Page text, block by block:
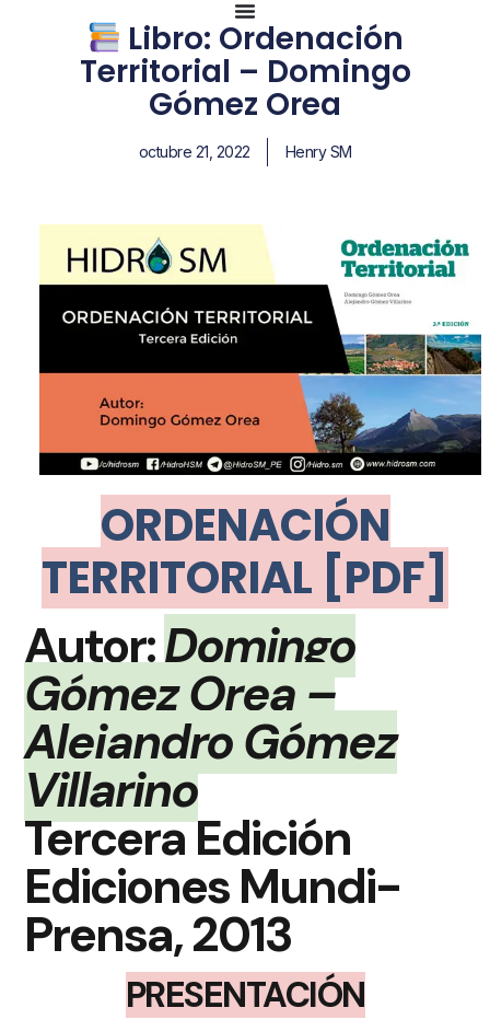
Libro: Ordenación
Territorial – Domingo
Gómez Orea
octubre 21, 2022 Henry SM
ORDENACIÓN
TERRITORIAL [PDF]
Autor:Domingo
Gómez Orea –
Alejandro Gómez
Villarino
Tercera Edición
Ediciones Mundi-
Prensa, 2013
PRESENTACIÓN